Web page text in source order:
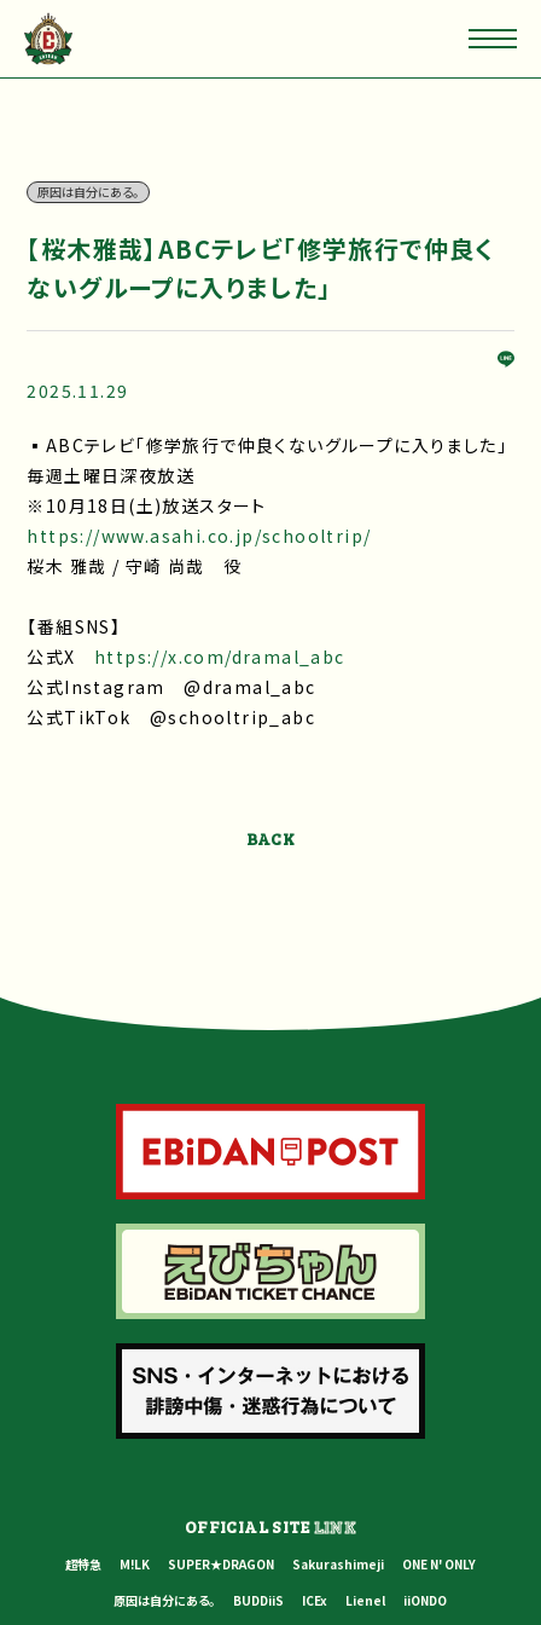
原因は自分にある。
【桜木雅哉】ABCテレビ「修学旅行で仲良く
ないグループに入りました」
2025.11.29
▪ABCテレビ「修学旅行で仲良くないグループに入りました」
毎週土曜日深夜放送
※10月18日(土)放送スタート
https://www.asahi.co.jp/schooltrip/
桜木 雅哉 / 守崎 尚哉 役
【番組SNS】
公式X https://x.com/dramal_abc
公式Instagram @dramal_abc
公式TikTok @schooltrip_abc
BACK
OFFICIAL SITELINK
超特急 M!LK SUPER★DRAGON Sakurashimeji
ONE N' ONLY
原因は自分にある。
BUDDiiS ICEx Lienel iiONDO